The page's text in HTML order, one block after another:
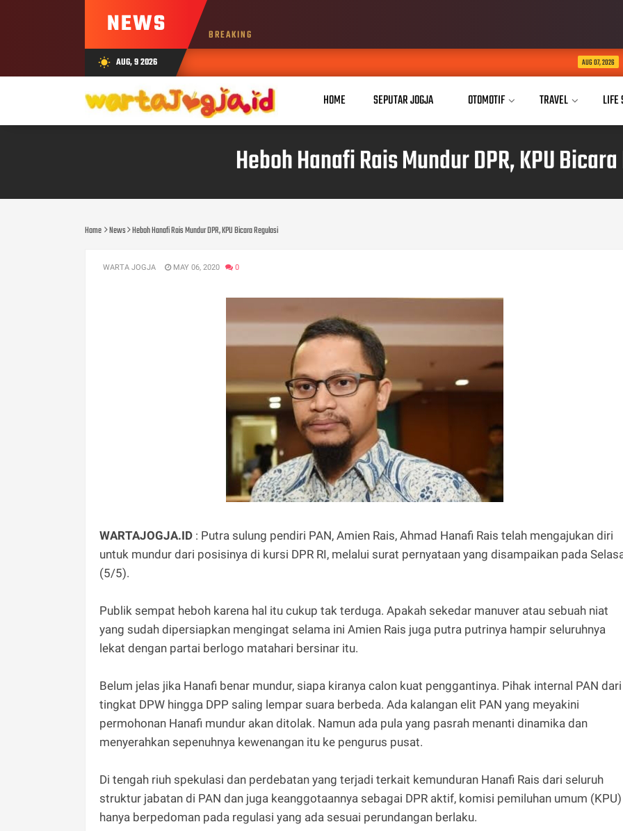
NEWS BREAKING
wb_sunny AUG, 9 2026 Buka Akses
HOME SEPUTAR JOGJA OTOMOTIF TRAVEL LIFE
Heboh Hanafi Rais Mundur DPR, KPU
Home News Heboh Hanafi Rais Mundur DPR, KPU Bicara Regulasi
WARTA JOGJA MAY 06, 2020 0
WARTAJOGJA.ID : Putra sulung pendiri PAN, Amien Rais, Ahmad Hanafi Rais telah mengajukan diri
untuk mundur dari posisinya di kursi DPR RI, melalui surat pernyataan yang disampaikan pada
(5/5).
Publik sempat heboh karena hal itu cukup tak terduga. Apakah sekedar manuver atau sebuah niat
yang sudah dipersiapkan mengingat selama ini Amien Rais juga putra putrinya hampir seluruhnya
lekat dengan partai berlogo matahari bersinar itu.
Belum jelas jika Hanafi benar mundur, siapa kiranya calon kuat penggantinya. Pihak internal PAN dari
tingkat DPW hingga DPP saling lempar suara berbeda. Ada kalangan elit PAN yang meyakini
permohonan Hanafi mundur akan ditolak. Namun ada pula yang pasrah menanti dinamika dan
menyerahkan sepenuhnya kewenangan itu ke pengurus pusat.
Di tengah riuh spekulasi dan perdebatan yang terjadi terkait kemunduran Hanafi Rais dari seluruh
struktur jabatan di PAN dan juga keanggotaannya sebagai DPR aktif, komisi pemiluhan umum (KPU)
hanya berpedoman pada regulasi yang ada sesuai perundangan berlaku.